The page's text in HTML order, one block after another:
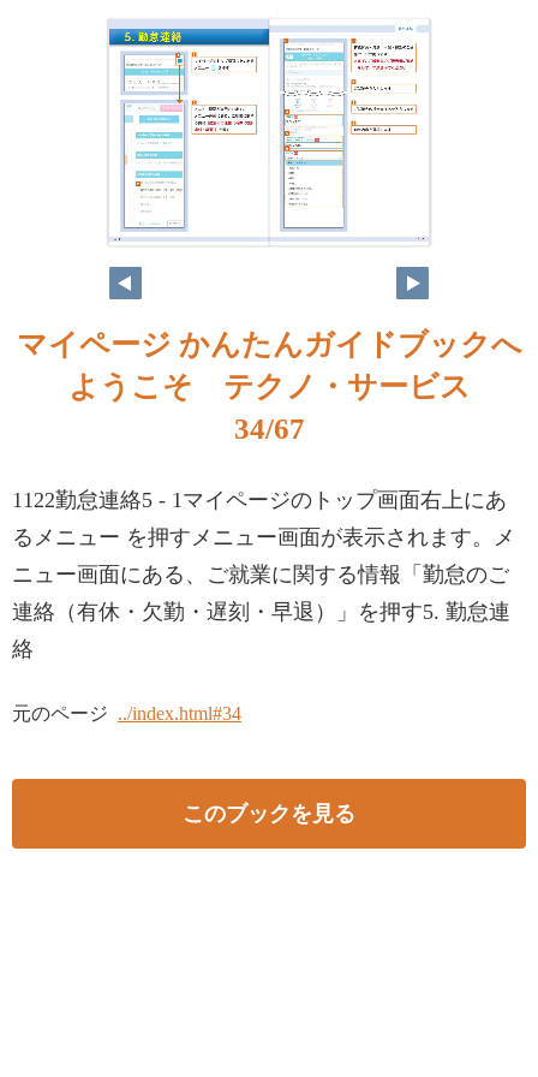
マイページ かんたんガイドブックへ
ようこそ テクノ・サービス
34/67
1122勤怠連絡5 - 1マイページのトップ画面右上にあ
るメニュー を押すメニュー画面が表示されます。メ
ニュー画面にある、ご就業に関する情報「勤怠のご
連絡（有休・欠勤・遅刻・早退）」を押す5. 勤怠連
絡
元のページ ../index.html#34
このブックを見る